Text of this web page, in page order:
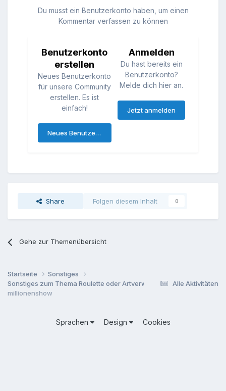
Du musst ein Benutzerkonto haben, um einen
Kommentar verfassen zu können
Benutzerkonto
erstellen
Neues Benutzerkonto
für unsere Community
erstellen. Es ist
einfach!
Neues Benutzerkonto erstellen
Anmelden
Du hast bereits ein
Benutzerkonto?
Melde dich hier an.
Jetzt anmelden
Share Folgen diesem Inhalt 0
Gehe zur Themenübersicht
Alle Aktivitäten
Startseite
Sonstiges
Sonstiges zum Thema Roulette oder Artverwandtes
millionenshow
Sprachen Design Cookies